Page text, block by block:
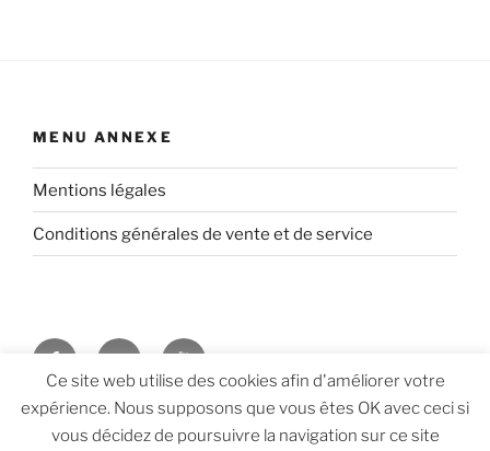
MENU ANNEXE
Mentions légales
Conditions générales de vente et de service
FacebookTwitter Youtube
Vie privée, données personnelles et politique de
confidentialité
Ce site web utilise des cookies afin d'améliorer votre
expérience. Nous supposons que vous êtes OK avec ceci si
vous décidez de poursuivre la navigation sur ce site